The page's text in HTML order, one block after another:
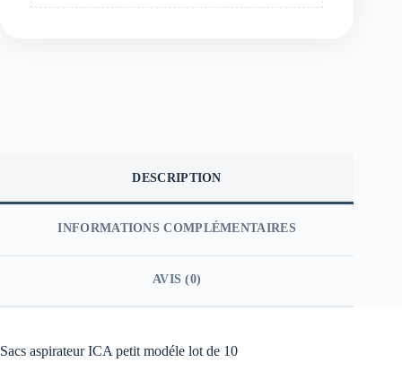
DESCRIPTION
INFORMATIONS COMPLÉMENTAIRES
AVIS (0)
Sacs aspirateur ICA petit modéle lot de 10